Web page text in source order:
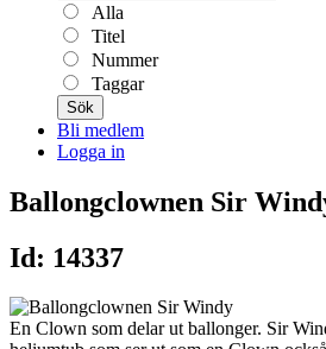
Alla
Titel
Nummer
Taggar
Sök
Bli medlem
Logga in
Ballongclownen Sir
Id: 14337
En Clown som delar ut ballonger. Sir